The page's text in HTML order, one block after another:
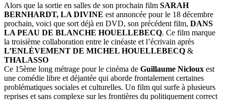
Alors que la sortie en salles de son prochain film SARAH
BERNHARDT, LA DIVINE est annoncée pour le 18 décembre
prochain, voici que sort déjà en DVD, son précédent film, DANS
LA PEAU DE BLANCHE HOUELLEBECQ. Ce film marque
la troisième collaboration entre le cinéaste et l’écrivain après
L’ENLÈVEMENT DE MICHEL HOUELLEBECQ &
THALASSO
Ce 15ème long métrage pour le cinéma de Guillaume Nicloux est
une comédie libre et déjantée qui aborde frontalement certaines
problématiques sociales et culturelles. Un film qui surfe à plusieurs
reprises et sans complexe sur les frontières du politiquement correct